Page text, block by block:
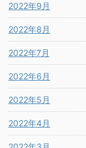
2022年9月
2022年8月
2022年7月
2022年6月
2022年5月
2022年4月